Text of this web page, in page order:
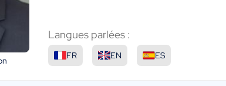
Langues parlées :
FR EN ES